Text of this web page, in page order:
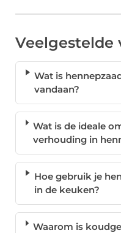
Veelgestelde
Wat is
vandaan?
Wat is de ideale
verhouding in
Hoe gebruik je
in de keuken?
Waarom is